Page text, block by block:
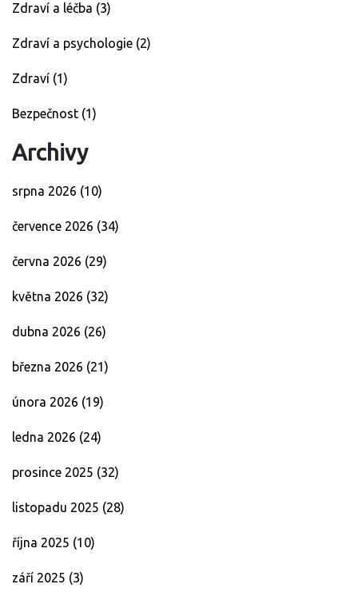
Zdraví a léčba (3)
Zdraví a psychologie (2)
Zdraví (1)
Bezpečnost (1)
Archivy
srpna 2026 (10)
července 2026 (34)
června 2026 (29)
května 2026 (32)
dubna 2026 (26)
března 2026 (21)
února 2026 (19)
ledna 2026 (24)
prosince 2025 (32)
listopadu 2025 (28)
října 2025 (10)
září 2025 (3)